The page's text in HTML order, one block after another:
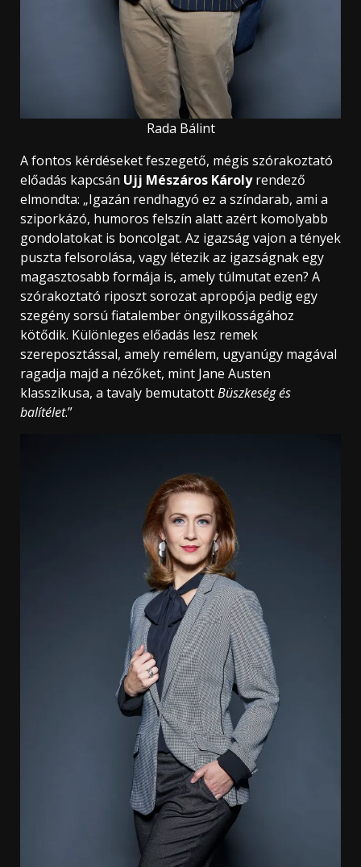
Rada Bálint
A fontos kérdéseket feszegető, mégis szórakoztató
előadás kapcsán Ujj Mészáros Károlyrendező
elmondta: „Igazán rendhagyó ez a színdarab, ami a
sziporkázó, humoros felszín alatt azért komolyabb
gondolatokat is boncolgat. Az igazság vajon a tények
puszta felsorolása, vagy létezik az igazságnak egy
magasztosabb formája is, amely túlmutat ezen? A
szórakoztató riposzt sorozat apropója pedig egy
szegény sorsú fiatalember öngyilkosságához
kötődik. Különleges előadás lesz remek
szereposztással, amely remélem, ugyanúgy magával
ragadja majd a nézőket, mint Jane Austen
klasszikusa, a tavaly bemutatottBüszkeség és
balítélet.”